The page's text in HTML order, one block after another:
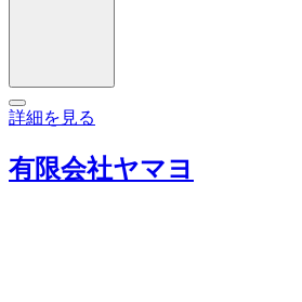
詳細を見る
有限会社ヤマヨ